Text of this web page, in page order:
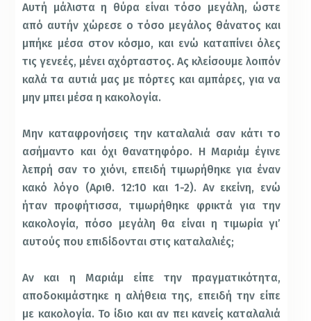
Αυτή μάλιστα η θύρα είναι τόσο μεγάλη, ώστε
από αυτήν χώρεσε ο τόσο μεγάλος θάνατος και
μπήκε μέσα στον κόσμο, και ενώ καταπίνει όλες
τις γενεές, μένει αχόρταστος. Ας κλείσουμε λοιπόν
καλά τα αυτιά μας με πόρτες και αμπάρες, για να
μην μπει μέσα η κακολογία.
Μην καταφρονήσεις την καταλαλιά σαν κάτι το
ασήμαντο και όχι θανατηφόρο. Η Μαριάμ έγινε
λεπρή σαν το χιόνι, επειδή τιμωρήθηκε για έναν
κακό λόγο (Αριθ. 12:10 και 1-2). Αν εκείνη, ενώ
ήταν προφήτισσα, τιμωρήθηκε φρικτά για την
κακολογία, πόσο μεγάλη θα είναι η τιμωρία γι’
αυτούς που επιδίδονται στις καταλαλιές;
Αν και η Μαριάμ είπε την πραγματικότητα,
αποδοκιμάστηκε η αλήθεια της, επειδή την είπε
με κακολογία. Το ίδιο και αν πει κανείς καταλαλιά